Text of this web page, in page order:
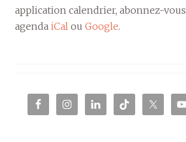
application calendrier, abonnez-
agenda iCal ou Google.